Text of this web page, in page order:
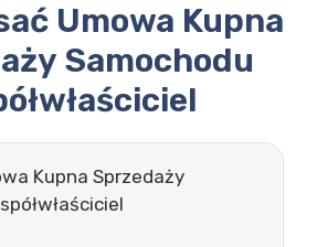
Umowa Kupna
Samochodu
Kupna Sprzedaży